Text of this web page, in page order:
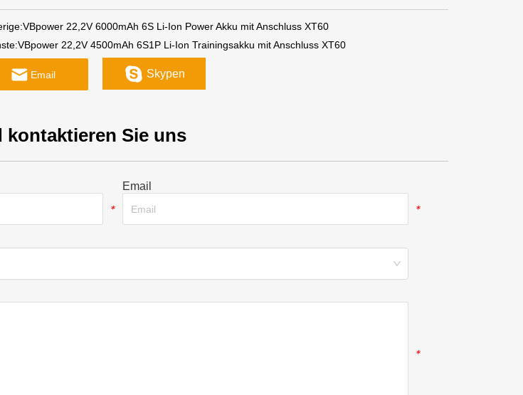
VBpower 22,2V 6000mAh 6S Li-Ion Power Akku mit Anschluss XT60
VBpower 22,2V 4500mAh 6S1P Li-Ion Trainingsakku mit Anschluss XT60
Email Skypen
kontaktieren Sie uns
*
Email
*
*